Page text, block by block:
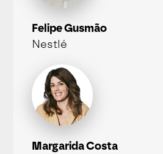
Felipe Gusmão
Nestlé
Margarida Costa